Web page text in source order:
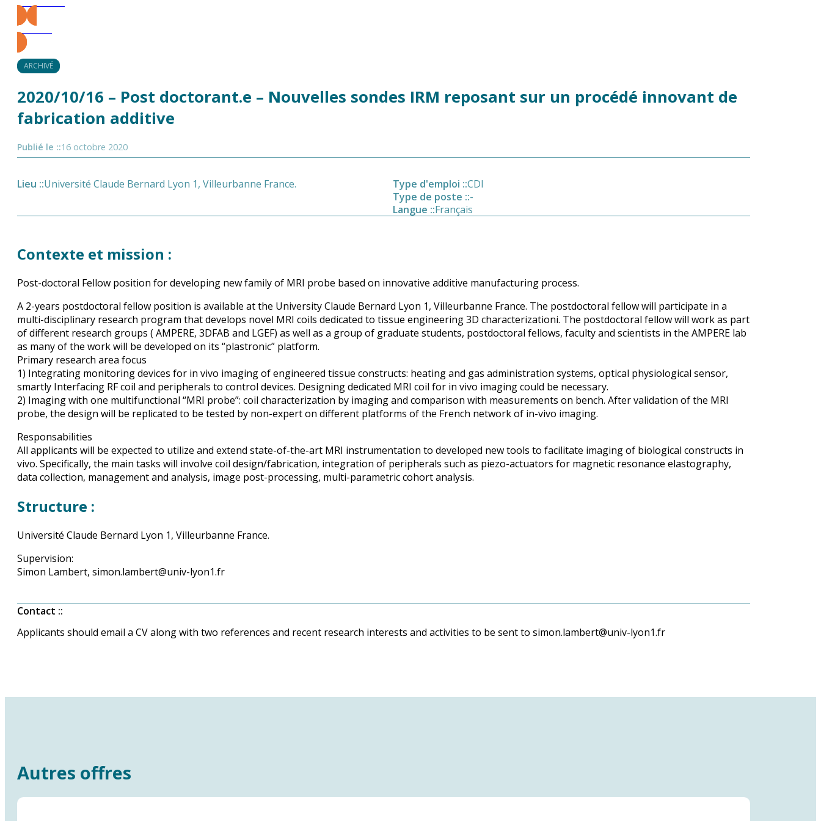
Suivant
ARCHIVÉ
2020/10/16 – Post doctorant.e – Nouvelles sondes IRM reposant sur un procédé innovant de
fabrication additive
Publié le ::16 octobre 2020
Lieu ::Université Claude Bernard Lyon 1, Villeurbanne France. Type d'emploi ::CDI
Type de poste ::-
Langue ::Français
Contexte et mission :
Post-doctoral Fellow position for developing new family of MRI probe based on innovative additive manufacturing process.
A 2-years postdoctoral fellow position is available at the University Claude Bernard Lyon 1, Villeurbanne France. The postdoctoral fellow will participate in a
multi-disciplinary research program that develops novel MRI coils dedicated to tissue engineering 3D characterizationi. The postdoctoral fellow will work as part
of different research groups ( AMPERE, 3DFAB and LGEF) as well as a group of graduate students, postdoctoral fellows, faculty and scientists in the AMPERE lab
as many of the work will be developed on its “plastronic” platform.
Primary research area focus
1) Integrating monitoring devices for in vivo imaging of engineered tissue constructs: heating and gas administration systems, optical physiological sensor,
smartly Interfacing RF coil and peripherals to control devices. Designing dedicated MRI coil for in vivo imaging could be necessary.
2) Imaging with one multifunctional “MRI probe”: coil characterization by imaging and comparison with measurements on bench. After validation of the MRI
probe, the design will be replicated to be tested by non-expert on different platforms of the French network of in-vivo imaging.
Responsabilities
All applicants will be expected to utilize and extend state-of-the-art MRI instrumentation to developed new tools to facilitate imaging of biological constructs in
vivo. Specifically, the main tasks will involve coil design/fabrication, integration of peripherals such as piezo-actuators for magnetic resonance elastography,
data collection, management and analysis, image post-processing, multi-parametric cohort analysis.
Structure :
Université Claude Bernard Lyon 1, Villeurbanne France.
Supervision:
Simon Lambert, simon.lambert@univ-lyon1.fr
Contact ::
Applicants should email a CV along with two references and recent research interests and activities to be sent to simon.lambert@univ-lyon1.fr
Autres offres